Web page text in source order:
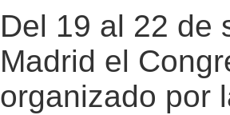
Del 19 al 22 de
Madrid el
organizado por